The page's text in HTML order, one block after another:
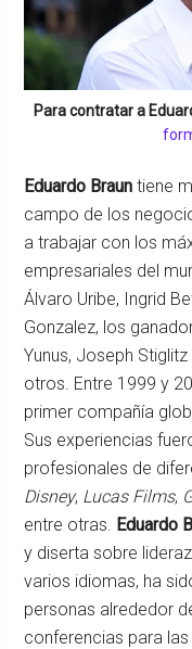
Para contratar a
Eduardo Braun tiene
campo de los
a trabajar con los
empresariales del
Álvaro Uribe, Ingrid
Gonzalez, los
Yunus, Joseph
otros. Entre 1999 y
primer compañía
Sus experiencias
profesionales de
Disney, Lucas Films,
entre otras. Eduardo
y diserta sobre
varios idiomas, ha
personas alrededor
conferencias para